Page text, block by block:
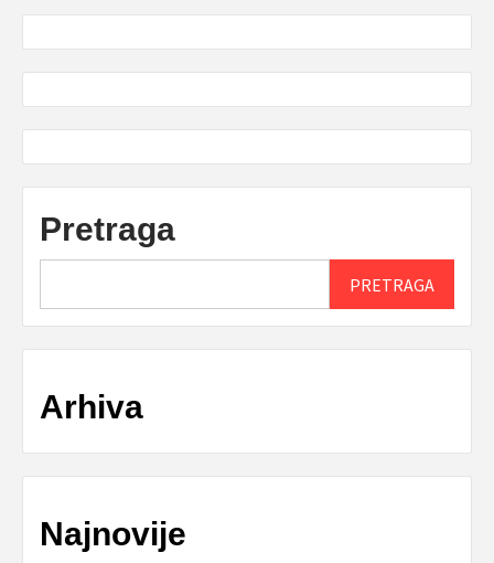
Pretraga
PRETRAGA
Arhiva
Najnovije